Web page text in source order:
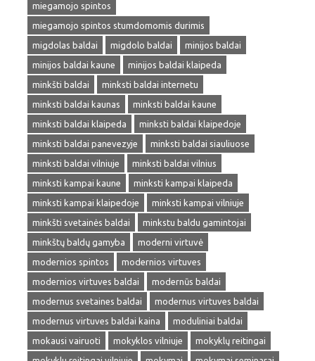
miegamojo spintos
miegamojo spintos stumdomomis durimis
migdolas baldai
migdolo baldai
minijos baldai
minijos baldai kaune
minijos baldai klaipeda
minkšti baldai
minksti baldai internetu
minksti baldai kaunas
minksti baldai kaune
minksti baldai klaipeda
minksti baldai klaipedoje
minksti baldai panevezyje
minksti baldai siauliuose
minksti baldai vilniuje
minksti baldai vilnius
minksti kampai kaune
minksti kampai klaipeda
minksti kampai klaipedoje
minksti kampai vilniuje
minkšti svetainės baldai
minkstu baldu gamintojai
minkštų baldų gamyba
moderni virtuvė
modernios spintos
modernios virtuves
modernios virtuves baldai
modernūs baldai
modernus svetaines baldai
modernus virtuves baldai
modernus virtuves baldai kaina
moduliniai baldai
mokausi vairuoti
mokyklos vilniuje
mokyklų reitingai